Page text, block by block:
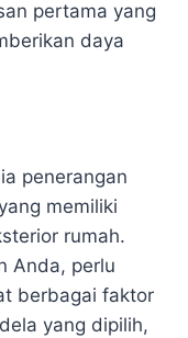
pertama yang
daya
penerangan
memiliki
rumah.
Anda, perlu
berbagai faktor
yang dipilih,